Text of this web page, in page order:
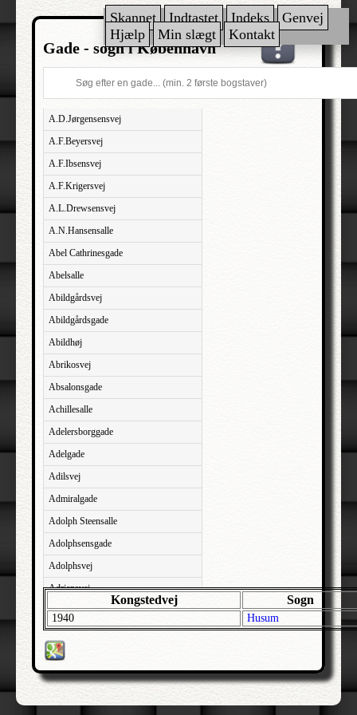
Skannet Indtastet Indeks
Genvej
Hjælp
Min slægt Kontakt
Gade - sogn i København
A.D.Jørgensensvej
A.F.Beyersvej
A.F.Ibsensvej
A.F.Krigersvej
A.L.Drewsensvej
A.N.Hansensalle
Abel Cathrinesgade
Abelsalle
Abildgårdsvej
Abildgårdsgade
Abildhøj
Abrikosvej
Absalonsgade
Achillesalle
Adelersborggade
Adelgade
Adilsvej
Admiralgade
Adolph Steensalle
Adolphsensgade
Adolphsvej
Adriansvej
Aftenbakken
Agavevej
Agerlandsvej
Agermosen
Kongstedvej Sogn
1940 Husum